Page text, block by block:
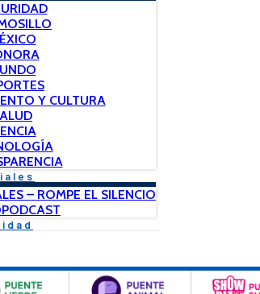
Y CULTURA
– ROMPE EL SILENCIO